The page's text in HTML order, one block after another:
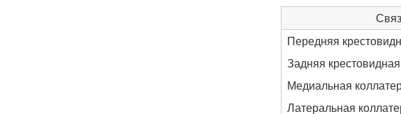
Передняя
Задняя
Медиальная
Латеральная